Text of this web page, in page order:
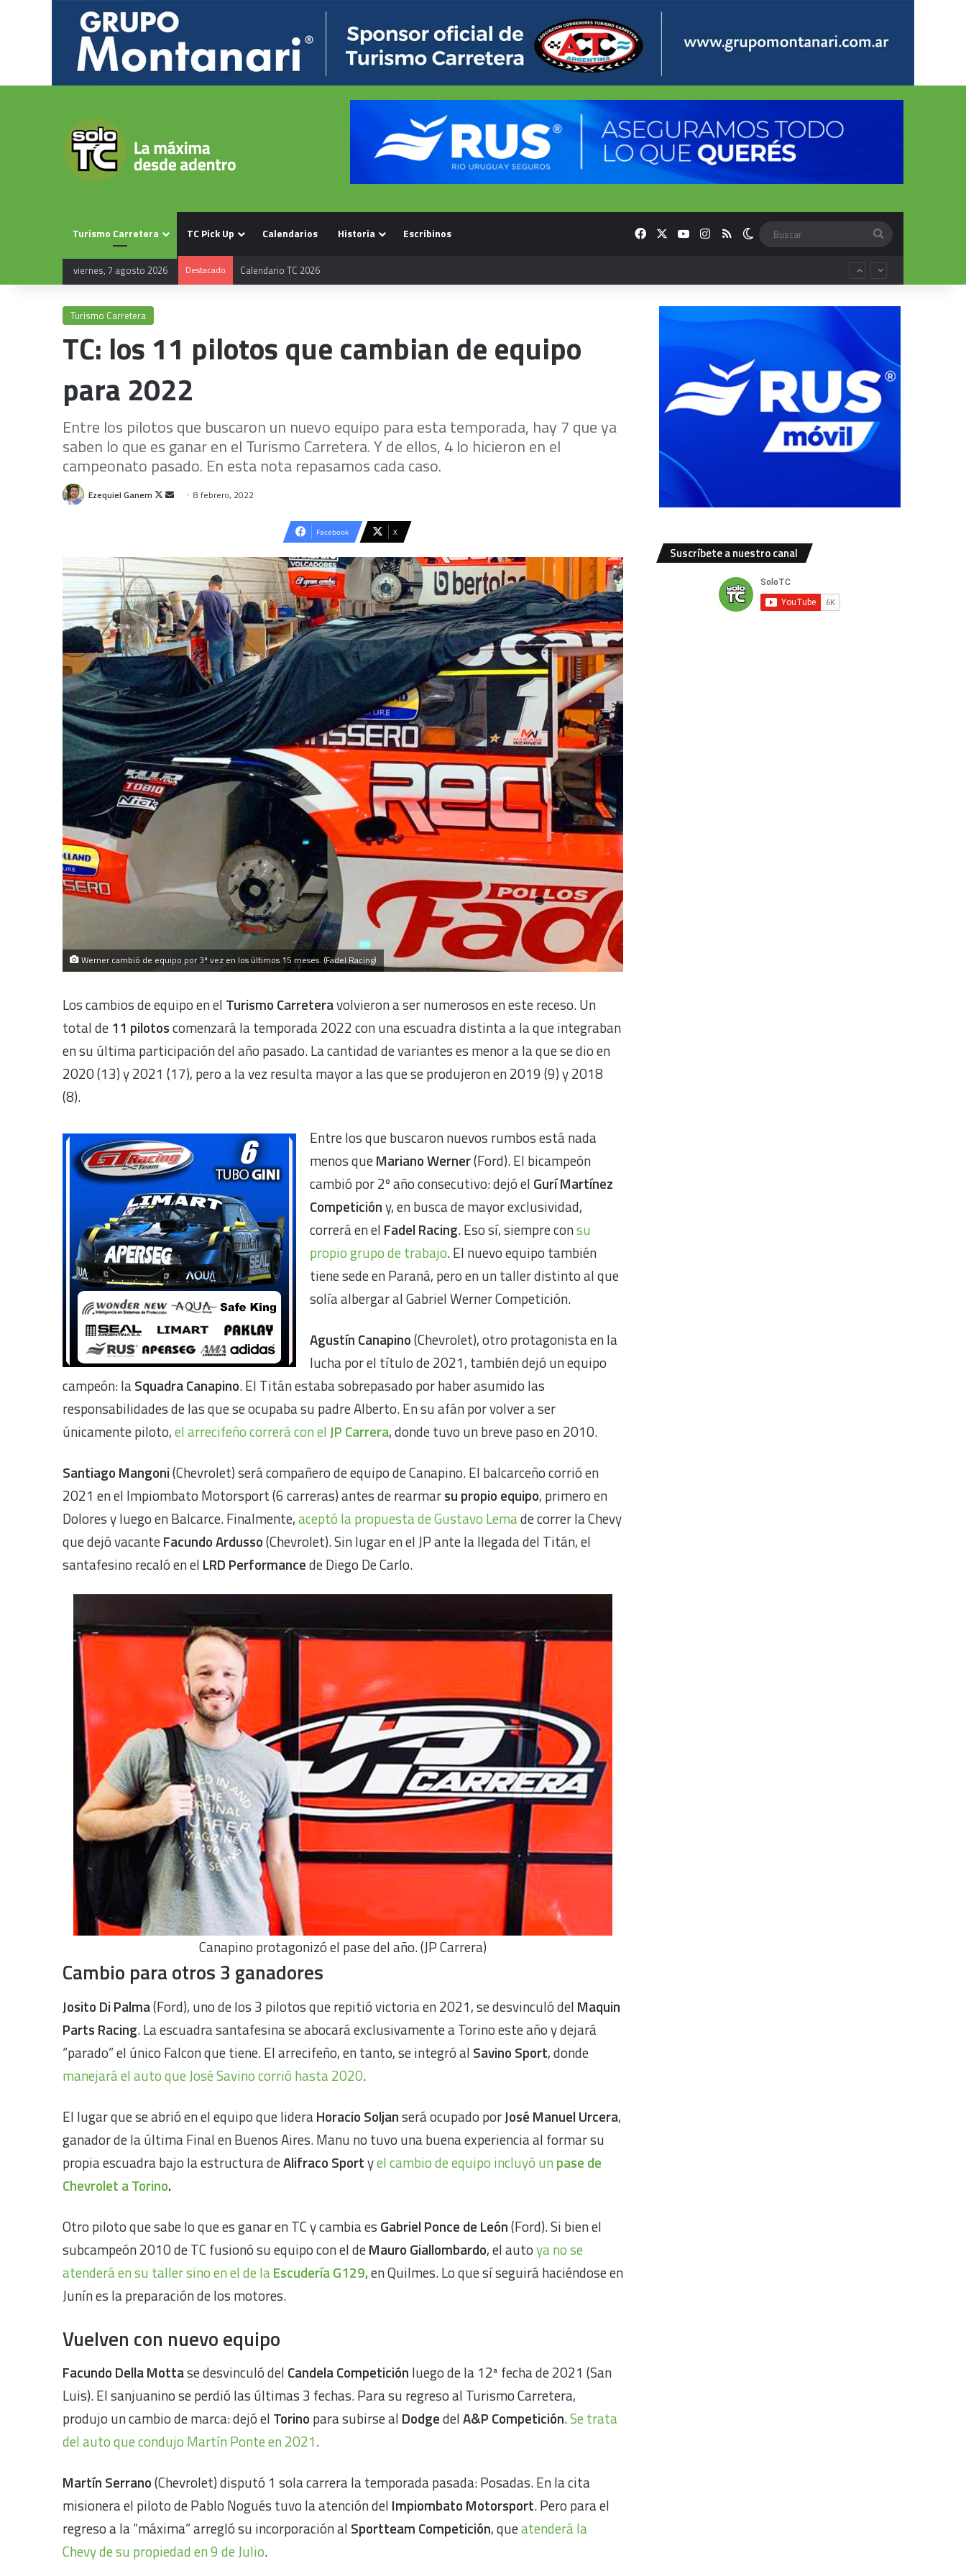
Turismo Carretera TC Pick Up Calendarios Historia Escribinos FacebookYouTubeInstagram
RSS Switch skin
viernes, 7 agosto 2026 Destacado Calendario TC 2026
Turismo Carretera
TC: los 11 pilotos que cambian de equipo
para 2022
Entre los pilotos que buscaron un nuevo equipo para esta temporada, hay 7 que ya
saben lo que es ganar en el Turismo Carretera. Y de ellos, 4 lo hicieron en el
campeonato pasado. En esta nota repasamos cada caso.
Ezequiel Ganem
Follow
Send 8 febrero, 2022
Facebook X
Werner cambió de equipo por 3ª vez en los últimos 15 meses. (Fadel Racing)
Los cambios de equipo en el Turismo Carreteravolvieron a ser numerosos en este receso. Un
total de 11 pilotoscomenzará la temporada 2022 con una escuadra distinta a la que integraban
en su última participación del año pasado. La cantidad de variantes es menor a la que se dio en
2020 (13) y 2021 (17), pero a la vez resulta mayor a las que se produjeron en 2019 (9) y 2018
(8).
Entre los que buscaron nuevos rumbos está nada
menos queMariano Werner(Ford). El bicampeón
cambió por 2º año consecutivo: dejó el Gurí Martínez
Competicióny, en busca de mayor exclusividad,
correrá en el Fadel Racing. Eso sí, siempre consu
propio grupo de trabajo. El nuevo equipo también
tiene sede en Paraná, pero en un taller distinto al que
solía albergar al Gabriel Werner Competición.
Agustín Canapino(Chevrolet), otro protagonista en la
lucha por el título de 2021, también dejó un equipo
campeón: laSquadra Canapino. El Titán estaba sobrepasado por haber asumido las
responsabilidades de las que se ocupaba su padre Alberto. En su afán por volver a ser
únicamente piloto,el arrecifeño correrá con elJP Carrera, donde tuvo un breve paso en 2010.
Santiago Mangoni(Chevrolet) será compañero de equipo de Canapino. El balcarceño corrió en
2021 en el Impiombato Motorsport (6 carreras) antes de rearmarsu propio equipo, primero en
Dolores y luego en Balcarce. Finalmente,aceptó la propuesta de Gustavo Lemade correr la Chevy
que dejó vacanteFacundo Ardusso(Chevrolet). Sin lugar en el JP ante la llegada del Titán, el
santafesino recaló en el LRD Performancede Diego De Carlo.
Canapino protagonizó el pase del año. (JP Carrera)
Cambio para otros 3 ganadores
Josito Di Palma(Ford), uno de los 3 pilotos que repitió victoria en 2021, se desvinculó del Maquin
Parts Racing. La escuadra santafesina se abocará exclusivamente a Torino este año y dejará
“parado” el único Falcon que tiene. El arrecifeño, en tanto, se integró al Savino Sport, donde
manejará el auto que José Savino corrió hasta 2020.
El lugar que se abrió en el equipo que lideraHoracio Soljanserá ocupado porJosé Manuel Urcera,
ganador de la última Final en Buenos Aires. Manu no tuvo una buena experiencia al formar su
propia escuadra bajo la estructura deAlifraco Sportyel cambio de equipo incluyó unpase de
Chevrolet a Torino.
Otro piloto que sabe lo que es ganar en TC y cambia es Gabriel Ponce de León(Ford). Si bien el
subcampeón 2010 de TC fusionó su equipo con el deMauro Giallombardo, el autoya no se
atenderá en su taller sino en el de laEscudería G129, en Quilmes. Lo que sí seguirá haciéndose en
Junín es la preparación de los motores.
Vuelven con nuevo equipo
Facundo Della Mottase desvinculó del Candela Competición luego de la 12ª fecha de 2021 (San
Luis). El sanjuanino se perdió las últimas 3 fechas. Para su regreso al Turismo Carretera,
produjo un cambio de marca: dejó el Torino para subirse al DodgedelA&P Competición.Se trata
del auto que condujo Martín Ponte en 2021.
Martín Serrano(Chevrolet) disputó 1 sola carrera la temporada pasada: Posadas. En la cita
misionera el piloto de Pablo Nogués tuvo la atención del Impiombato Motorsport. Pero para el
regreso a la “máxima” arregló su incorporación al Sportteam Competición, queatenderá la
Chevy de su propiedad en 9 de Julio.
Suscríbete a nuestro canal